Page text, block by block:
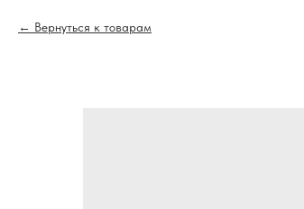
Вернуться к товарам